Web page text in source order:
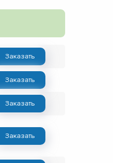
Заказать
Заказать
Заказать
Заказать